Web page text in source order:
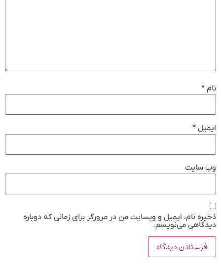
نام *
ایمیل *
وب‌ سایت
ذخیره نام، ایمیل و وبسایت من در مرورگر برای زمانی که دوباره
دیدگاهی می‌نویسم.